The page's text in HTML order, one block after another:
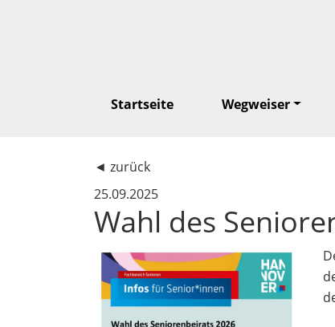
Startseite Wegweiser
◄ zurück
25.09.2025
Wahl des